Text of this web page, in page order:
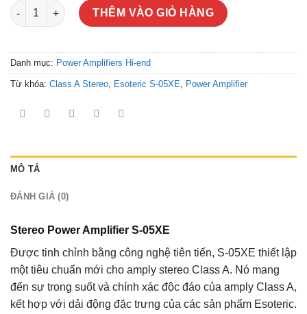
Esoteric S-05XE, Class A Stereo Power Amplifier số lượng
THÊM VÀO GIỎ HÀNG
Danh mục: Power Amplifiers Hi-end
Từ khóa: Class A Stereo Esoteric S-05XE Power Amplifier
MÔ TẢ
ĐÁNH GIÁ (0)
Stereo Power Amplifier S-05XE
Được tinh chỉnh bằng công nghệ tiên tiến, S-05XE thiết lập
một tiêu chuẩn mới cho amply stereo Class A. Nó mang
đến sự trong suốt và chính xác độc đáo của amply Class A,
kết hợp với dải động đặc trưng của các sản phẩm Esoteric.